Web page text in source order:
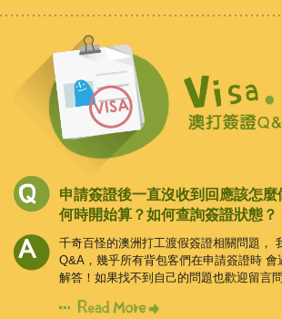
申請簽證後一直沒收到回應該怎麼
何時開始算？如何查詢簽證狀態？
千奇百怪的澳洲打工渡假簽證相關問題，
Q&A，幾乎所有背包客們在申請簽證時 會
解答！如果找不到自己的問題也歡迎留言